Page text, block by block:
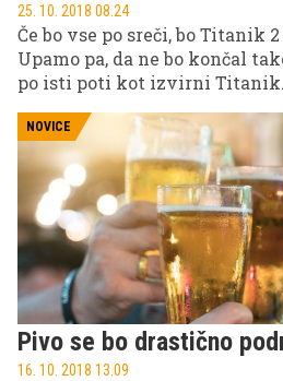
25. 10. 2018 08.24
Če bo vse po sreči, bo Titanik
Upamo pa, da ne bo končal
po isti poti kot izvirni Titanik.
NOVICE
Pivo se bo drastično
16. 10. 2018 13.09